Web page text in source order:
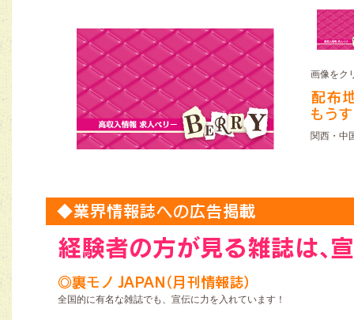
画像をク
関西・中
全国的に有名な雑誌でも、宣伝に力を入れています！